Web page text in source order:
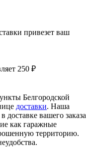
привезет ваш
250 ₽
Белгородской
доставки. Наша
доставке вашего заказа
как гаражные
территорию.